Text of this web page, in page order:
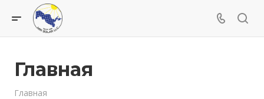
Главная
Главная